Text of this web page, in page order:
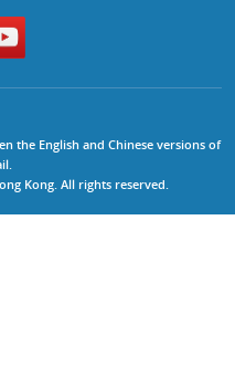
the English and Chinese versions of
Kong. All rights reserved.